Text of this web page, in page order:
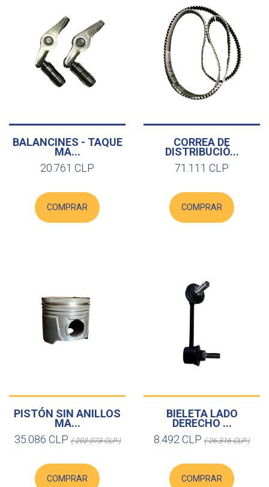
BALANCINES - TAQUE
MA...
20.761 CLP
COMPRAR
CORREA DE
DISTRIBUCIÓ...
71.111 CLP
COMPRAR
PISTÓN SIN ANILLOS
MA...
35.086 CLP( 202.073 CLP )
COMPRAR
BIELETA LADO
DERECHO ...
8.492 CLP ( 26.316 CLP )
COMPRAR